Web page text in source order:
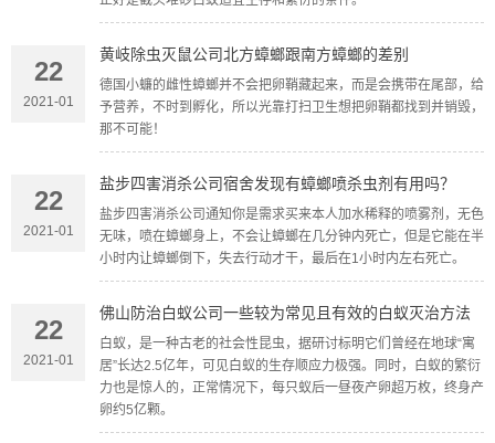
22
2021-01
黄岐除虫灭鼠公司北方蟑螂跟南方蟑螂的差别
德国小蠊的雌性蟑螂并不会把卵鞘藏起来，而是会携带在尾部，给
予营养，不时到孵化，所以光靠打扫卫生想把卵鞘都找到并销毁，
那不可能！
22
2021-01
盐步四害消杀公司宿舍发现有蟑螂喷杀虫剂有用吗？
盐步四害消杀公司通知你是需求买来本人加水稀释的喷雾剂，无色
无味，喷在蟑螂身上，不会让蟑螂在几分钟内死亡，但是它能在半
小时内让蟑螂倒下，失去行动才干，最后在1小时内左右死亡。
22
2021-01
佛山防治白蚁公司一些较为常见且有效的白蚁灭治方法
白蚁，是一种古老的社会性昆虫，据研讨标明它们曾经在地球“寓
居”长达2.5亿年，可见白蚁的生存顺应力极强。同时，白蚁的繁衍
力也是惊人的，正常情况下，每只蚁后一昼夜产卵超万枚，终身产
卵约5亿颗。